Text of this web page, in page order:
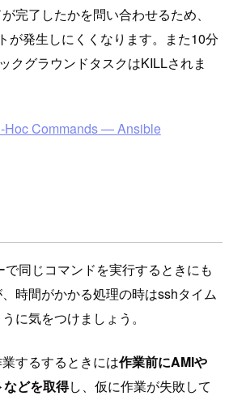
完了したかを問い合わせるため、
が発生しにくくなります。また10分
クグラウンドタスクはKILLされま
Hoc Commands — Ansible
同じコマンドを実行するときにも
時間がかかる処理の時はsshタイム
に気をつけましょう。
するするときには作業前にAMIや
どを取得し、仮に作業が失敗して